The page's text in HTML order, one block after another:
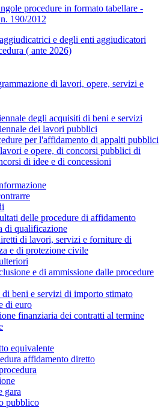
procedure in formato tabellare -
190/2012
e degli enti aggiudicatori
( ante 2026)
di lavori, opere, servizi e
degli acquisiti di beni e servizi
dei lavori pubblici
per l'affidamento di appalti pubblici
e opere, di concorsi pubblici di
di idee e di concessioni
delle procedure di affidamento
di qualificazione
di lavori, servizi e forniture di
e di protezione civile
e di ammissione dalle procedure
beni e servizi di importo stimato
di euro
finanziaria dei contratti al termine
equivalente
affidamento diretto
gara
pubblico